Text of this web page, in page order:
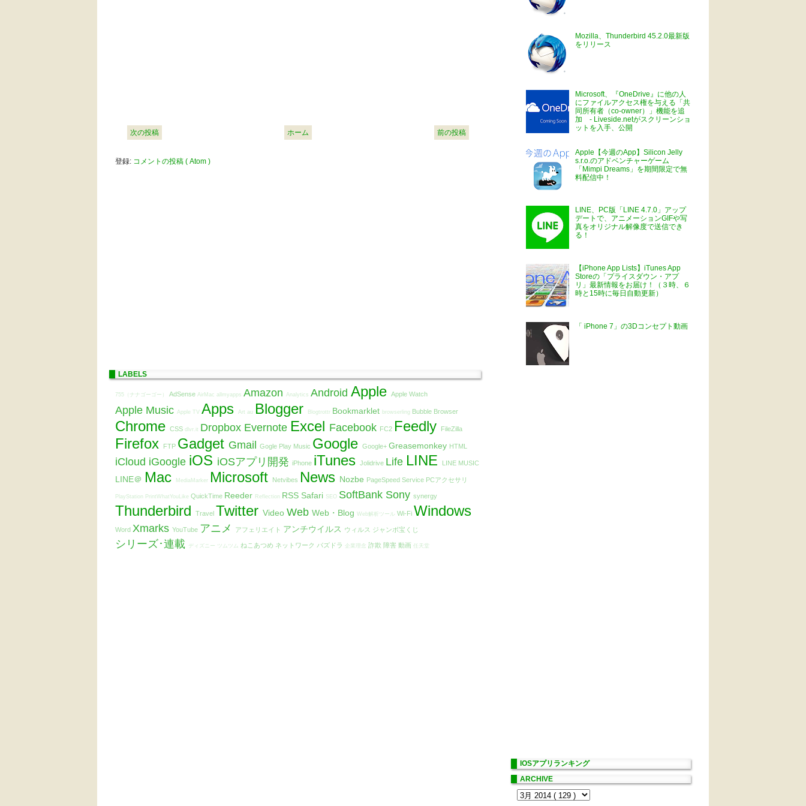
次の投稿 前の投稿
ホーム
登録: コメントの投稿 ( Atom )
LABELS
755（ナナゴーゴー） AdSense AirMac allmyapps Amazon Analytics Android Apple Apple Watch
Apple Music Apple TV Apps Art au Blogger Blogtrottr Bookmarklet browserling Bubble Browser
Chrome CSS dlvr.it Dropbox Evernote Excel Facebook FC2 Feedly FileZilla
Firefox FTP Gadget Gmail Gogle Play Music Google Google+ Greasemonkey HTML
iCloud iGoogle iOS iOSアプリ開発 iPhone iTunes Jolidrive Life LINE LINE MUSIC
LINE＠ Mac MediaMarker Microsoft Netvibes News Nozbe PageSpeed Service PCアクセサリ
PlayStation PrintWhatYouLike QuickTime Reeder Reflection RSS Safari SEO SoftBank Sony synergy
Thunderbird Travel Twitter Video Web Web・Blog Web解析ツール Wi-Fi Windows
Word Xmarks YouTube アニメ アフェリエイト アンチウイルス ウィルス ジャンボ宝くじ
シリーズ･連載 ディズニー ツムツム ねこあつめ ネットワーク パズドラ 企業理念 詐欺 障害 動画 任天堂
Mozilla、Thunderbird 45.2.0最新版
をリリース
Microsoft、『OneDrive』に他の人
にファイルアクセス権を与える「共
同所有者（co-owner）」機能を追
加 - Liveside.netがスクリーンショ
ットを入手、公開
Apple【今週のApp】Silicon Jelly
s.r.o.のアドベンチャーゲーム
「Mimpi Dreams」を期間限定で無
料配信中！
LINE、PC版「LINE 4.7.0」アップ
デートで、アニメーションGIFや写
真をオリジナル解像度で送信でき
る！
【iPhone App Lists】iTunes App
Storeの「プライスダウン・アプ
リ」最新情報をお届け！（３時、６
時と15時に毎日自動更新）
「 iPhone 7」の3Dコンセプト動画
IOSアプリランキング
ARCHIVE